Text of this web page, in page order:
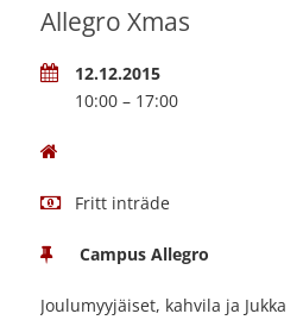
Allegro Xmas
12.12.2015
10:00 – 17:00
Fritt inträde
Campus Allegro
Joulumyyjäiset, kahvila ja Jukka